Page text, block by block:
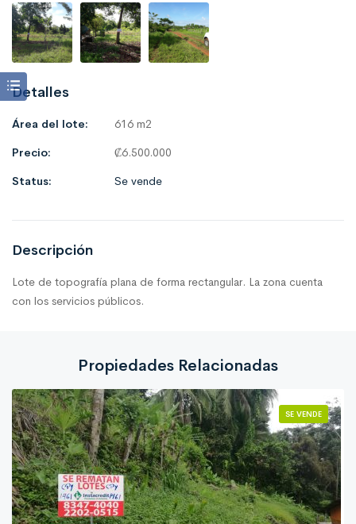
Detalles
Área del lote:
616 m2
Precio:
₡6.500.000
Status:
Se vende
Descripción
Lote de topografía plana de forma rectangular. La zona cuenta
con los servicios públicos.
Propiedades Relacionadas
SE VENDE